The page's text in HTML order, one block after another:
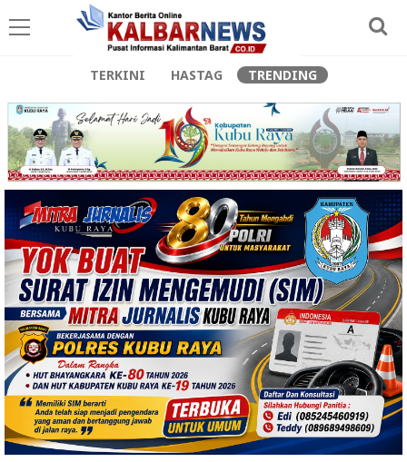
TERKINI HASTAG TRENDING